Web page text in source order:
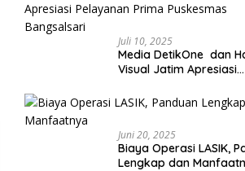
Juli 10, 2025
Media DetikOne dan
Visual Jatim Apresiasi
Bangsalsari
Juni 20, 2025
Biaya Operasi LASIK,
Lengkap dan